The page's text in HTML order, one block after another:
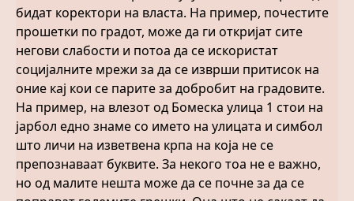
бидат коректори на власта. На пример, почестите
прошетки по градот, може да ги откријат сите
негови слабости и потоа да се искористат
социјалните мрежи за да се изврши притисок на
оние кај кои се парите за добробит на градовите.
На пример, на влезот од Бомеска улица 1 стои на
јарбол едно знаме со името на улицата и симбол
што личи на изветвена крпа на која не се
препознаваат буквите. За некого тоа не е важно,
но од малите нешта може да се почне за да се